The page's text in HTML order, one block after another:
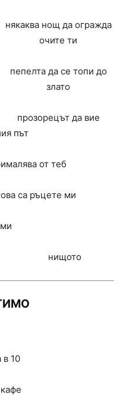
някаква нощ да огражда
очите ти
пепелта да се топи до
злато
прозорецът да вие
път
от теб
са ръцете ми
в 10